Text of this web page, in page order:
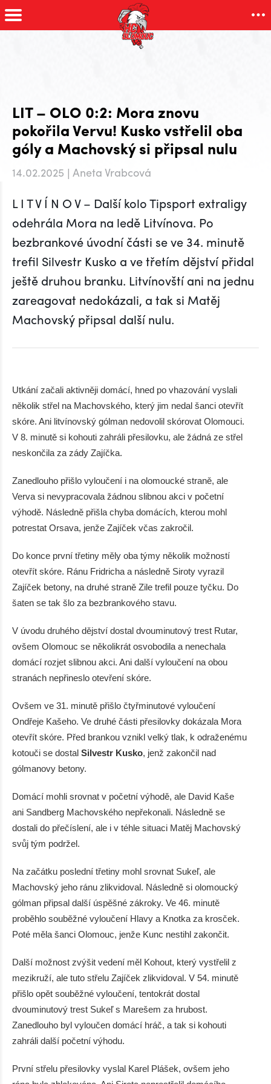
LIT – OLO 0:2: Mora znovu
pokořila Vervu! Kusko vstřelil oba
góly a Machovský si připsal nulu
14.02.2025 | Aneta Vrabcová
L I T V Í N O V – Další kolo Tipsport extraligy
odehrála Mora na ledě Litvínova. Po
bezbrankové úvodní části se ve 34. minutě
trefil Silvestr Kusko a ve třetím dějství přidal
ještě druhou branku. Litvínovští ani na jednu
zareagovat nedokázali, a tak si Matěj
Machovský připsal další nulu.
Utkání začali aktivněji domácí, hned po vhazování vyslali
několik střel na Machovského, který jim nedal šanci otevřít
skóre. Ani litvínovský gólman nedovolil skórovat Olomouci.
V 8. minutě si kohouti zahráli přesilovku, ale žádná ze střel
neskončila za zády Zajíčka.
Zanedlouho přišlo vyloučení i na olomoucké straně, ale
Verva si nevypracovala žádnou slibnou akci v početní
výhodě. Následně přišla chyba domácích, kterou mohl
potrestat Orsava, jenže Zajíček včas zakročil.
Do konce první třetiny měly oba týmy několik možností
otevřít skóre. Ránu Fridricha a následně Siroty vyrazil
Zajíček betony, na druhé straně Zile trefil pouze tyčku. Do
šaten se tak šlo za bezbrankového stavu.
V úvodu druhého dějství dostal dvouminutový trest Rutar,
ovšem Olomouc se několikrát osvobodila a nenechala
domácí rozjet slibnou akci. Ani další vyloučení na obou
stranách nepřineslo otevření skóre.
Ovšem ve 31. minutě přišlo čtyřminutové vyloučení
Ondřeje Kašeho. Ve druhé části přesilovky dokázala Mora
otevřít skóre. Před brankou vznikl velký tlak, k odraženému
kotouči se dostal Silvestr Kusko, jenž zakončil nad
gólmanovy betony.
Domácí mohli srovnat v početní výhodě, ale David Kaše
ani Sandberg Machovského nepřekonali. Následně se
dostali do přečíslení, ale i v téhle situaci Matěj Machovský
svůj tým podržel.
Na začátku poslední třetiny mohl srovnat Sukeľ, ale
Machovský jeho ránu zlikvidoval. Následně si olomoucký
gólman připsal další úspěšné zákroky. Ve 46. minutě
proběhlo souběžné vyloučení Hlavy a Knotka za krosček.
Poté měla šanci Olomouc, jenže Kunc nestihl zakončit.
Další možnost zvýšit vedení měl Kohout, který vystřelil z
mezikruží, ale tuto střelu Zajíček zlikvidoval. V 54. minutě
přišlo opět souběžné vyloučení, tentokrát dostal
dvouminutový trest Sukeľ s Marešem za hrubost.
Zanedlouho byl vyloučen domácí hráč, a tak si kohouti
zahráli další početní výhodu.
První střelu přesilovky vyslal Karel Plášek, ovšem jeho